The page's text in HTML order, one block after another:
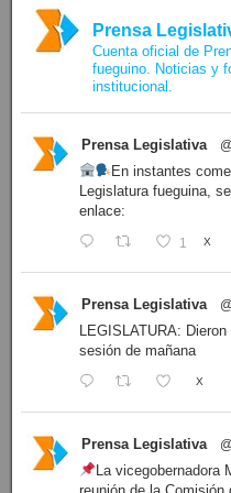
Prensa
Cuenta oficial de
fueguino. Noticias y
institucional.
Prensa Legislativa
En instantes
Legislatura fueguina,
enlace:
1 X
Prensa Legislativa
LEGISLATURA:
sesión de mañana
X
Prensa Legislativa
La vicegobernadora